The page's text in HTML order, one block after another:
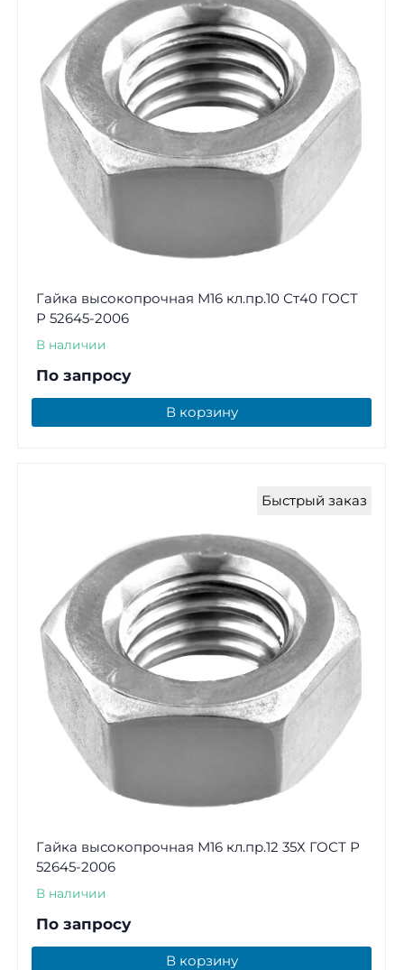
Гайка высокопрочная М16 кл.пр.10 Ст40 ГОСТ
Р 52645-2006
В наличии
По запросу
В корзину
Быстрый заказ
Гайка высокопрочная М16 кл.пр.12 35Х ГОСТ Р
52645-2006
В наличии
По запросу
В корзину